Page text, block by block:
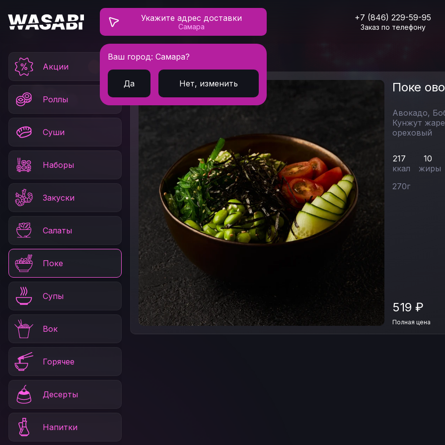
Укажите адрес доставки
Самара
Ваш город: Самара?
Да Нет, изменить
+7 (846) 229-59-95
Заказ по телефону
Акции
Роллы
Суши
Наборы
Закуски
Салаты
Поке
Супы
Вок
Горячее
Десерты
Напитки
Главная Поке
Поке
Авокадо,
Кунжут
ореховый
217
ккал
10
жиры
270г
519₽
Полная цена